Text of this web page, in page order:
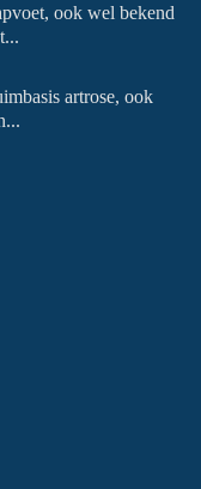
ook wel bekend
artrose, ook